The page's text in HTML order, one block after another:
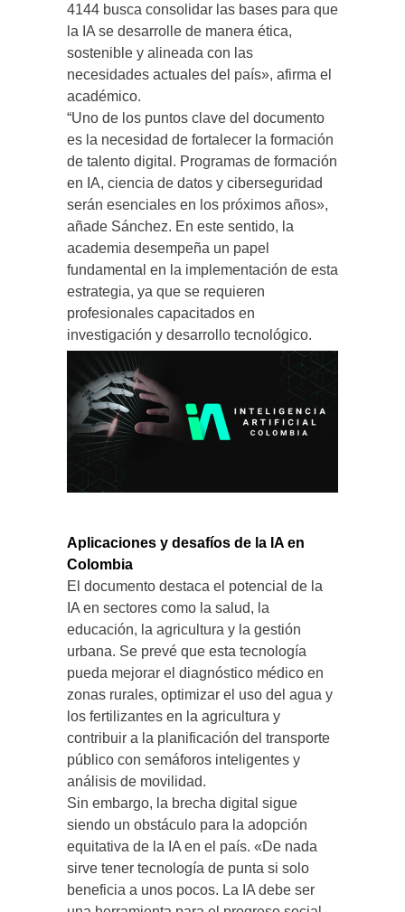
4144 busca consolidar las bases para que
la IA se desarrolle de manera ética,
sostenible y alineada con las
necesidades actuales del país», afirma el
académico.
“Uno de los puntos clave del documento
es la necesidad de fortalecer la formación
de talento digital. Programas de formación
en IA, ciencia de datos y ciberseguridad
serán esenciales en los próximos años»,
añade Sánchez. En este sentido, la
academia desempeña un papel
fundamental en la implementación de esta
estrategia, ya que se requieren
profesionales capacitados en
investigación y desarrollo tecnológico.
Aplicaciones y desafíos de la IA en
Colombia
El documento destaca el potencial de la
IA en sectores como la salud, la
educación, la agricultura y la gestión
urbana. Se prevé que esta tecnología
pueda mejorar el diagnóstico médico en
zonas rurales, optimizar el uso del agua y
los fertilizantes en la agricultura y
contribuir a la planificación del transporte
público con semáforos inteligentes y
análisis de movilidad.
Sin embargo, la brecha digital sigue
siendo un obstáculo para la adopción
equitativa de la IA en el país. «De nada
sirve tener tecnología de punta si solo
beneficia a unos pocos. La IA debe ser